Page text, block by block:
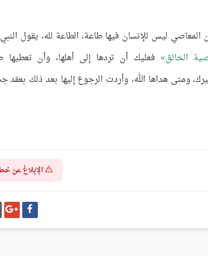
المعاصي ليس للإنسان فيها طاعة، الطاعة لله، يقول
الخالق
فعليك أن تردها إلى أهلها، وأن تعطيها
ومتى هداها الله، وأردت الرجوع إليها بعد ذلك بعقد
الإبلاغ عن
شارك
على
فيسبوك